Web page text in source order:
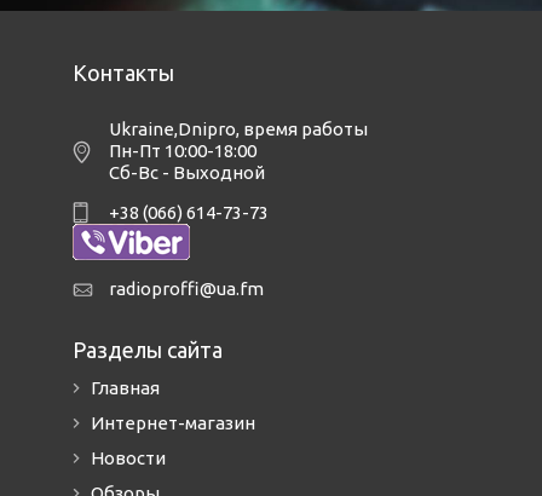
Контакты
Ukraine,Dnipro, время работы
Пн-Пт 10:00-18:00
Сб-Вс - Выходной
+38 (066) 614-73-73
radioproffi@ua.fm
Разделы сайта
Главная
Интернет-магазин
Новости